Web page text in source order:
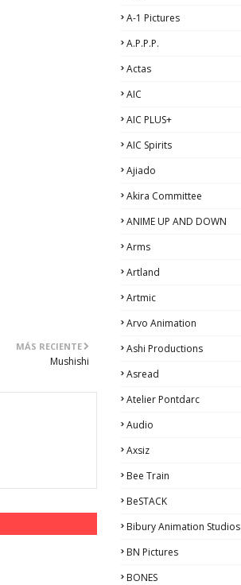
MÁS RECIENTE
Mushishi
A-1 Pictures
A.P.P.P.
Actas
AIC
AIC PLUS+
AIC Spirits
Ajiado
Akira Committee
ANIME UP AND DOWN
Arms
Artland
Artmic
Arvo Animation
Ashi Productions
Asread
Atelier Pontdarc
Audio
Axsiz
Bee Train
BeSTACK
Bibury Animation Studios
BN Pictures
BONES